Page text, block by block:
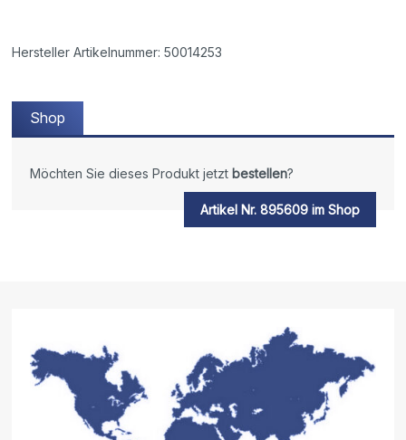
Hersteller Artikelnummer: 50014253
Shop
Möchten Sie dieses Produkt jetzt bestellen?
Artikel Nr. 895609 im Shop